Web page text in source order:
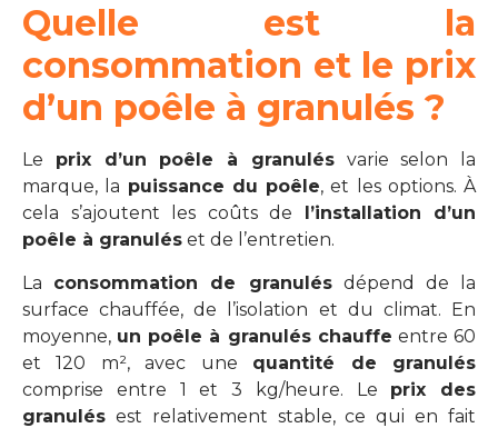
Quelle est la
consommation et le prix
d’un poêle à granulés ?
Le prix d’un poêle à granulésvarie selon la
marque, la puissance du poêle, et les options. À
cela s’ajoutent les coûts de
l’installation d’un
poêle à granulés et de l’entretien.
La consommation de granulésdépend de la
surface chauffée, de l’isolation et du climat. En
moyenne, un poêle à granulés chauffe entre 60
et 120 m², avec une quantité de granulés
comprise entre 1 et 3 kg/heure. Le prix des
granulés est relativement stable, ce qui en fait